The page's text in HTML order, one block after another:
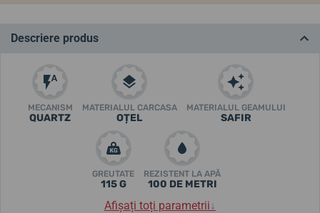
Descriere produs
MECANISM
QUARTZ
MATERIALUL CARCASA
OȚEL
MATERIALUL GEAMULUI
SAFIR
GREUTATE
115 G
REZISTENT LA APĂ
100 DE METRI
Afișați toți parametrii↓